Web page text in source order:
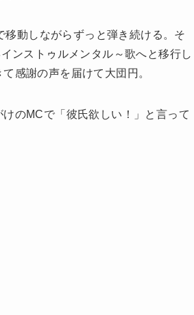
動しながらずっと弾き続ける。そ
ンストゥルメンタル～歌へと移行し
感謝の声を届けて大団円。
のMCで「彼氏欲しい！」と言って